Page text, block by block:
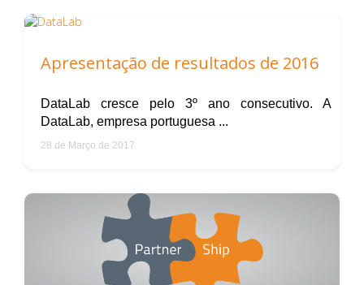
Apresentação de resultados de 2016
DataLab cresce pelo 3º ano consecutivo. A
DataLab, empresa portuguesa ...
28 de Março de 2017